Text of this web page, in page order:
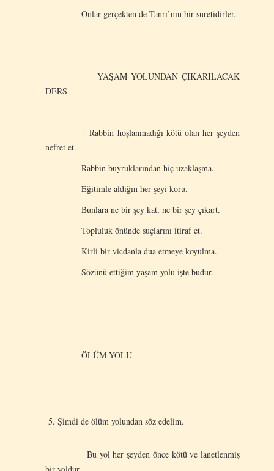
Onlar gerçekten de Tanrı’nın bir suretidirler.
YAŞAM YOLUNDAN ÇIKARILACAK
DERS
Rabbin hoşlanmadığı kötü olan her şeyden
nefret et.
Rabbin buyruklarından hiç uzaklaşma.
Eğitimle aldığın her şeyi koru.
Bunlara ne bir şey kat, ne bir şey çıkart.
Topluluk önünde suçlarını itiraf et.
Kirli bir vicdanla dua etmeye koyulma.
Sözünü ettiğim yaşam yolu işte budur.
ÖLÜM YOLU
Şimdi de ölüm yolundan söz edelim.
Bu yol her şeyden önce kötü ve lanetlenmiş